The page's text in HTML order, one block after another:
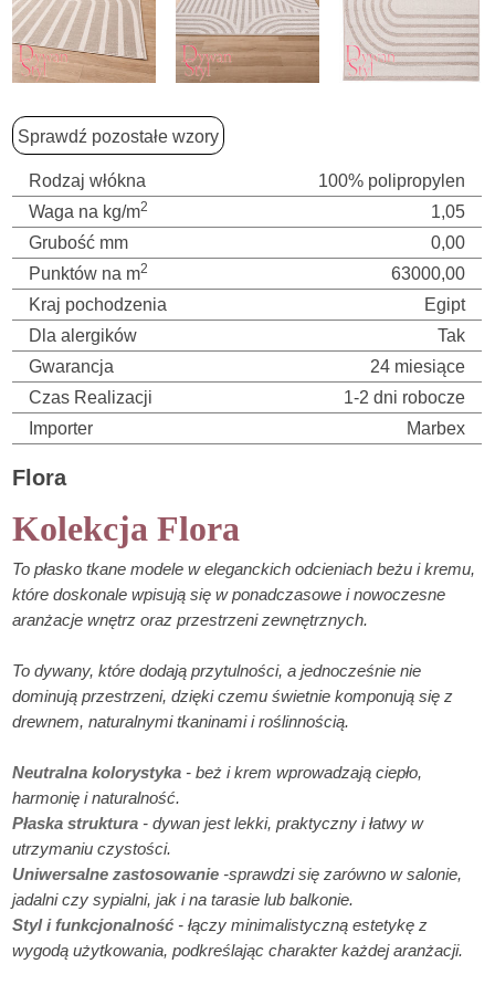
Sprawdź pozostałe wzory
Rodzaj włókna
100% polipropylen
Waga na kg/m2
1,05
Grubość mm
0,00
Punktów na m2
63000,00
Kraj pochodzenia
Egipt
Dla alergików
Tak
Gwarancja
24 miesiące
Czas Realizacji
1-2 dni robocze
Importer
Marbex
Flora
Kolekcja Flora
To płasko tkane modele w eleganckich odcieniach beżu i kremu,
które doskonale wpisują się w ponadczasowe i nowoczesne
aranżacje wnętrz oraz przestrzeni zewnętrznych.
To dywany, które dodają przytulności, a jednocześnie nie
dominują przestrzeni, dzięki czemu świetnie komponują się z
drewnem, naturalnymi tkaninami i roślinnością.
Neutralna kolorystyka - beż i krem wprowadzają ciepło,
harmonię i naturalność.
Płaska struktura - dywan jest lekki, praktyczny i łatwy w
utrzymaniu czystości.
Uniwersalne zastosowanie -sprawdzi się zarówno w salonie,
jadalni czy sypialni, jak i na tarasie lub balkonie.
Styl i funkcjonalność - łączy minimalistyczną estetykę z
wygodą użytkowania, podkreślając charakter każdej aranżacji.